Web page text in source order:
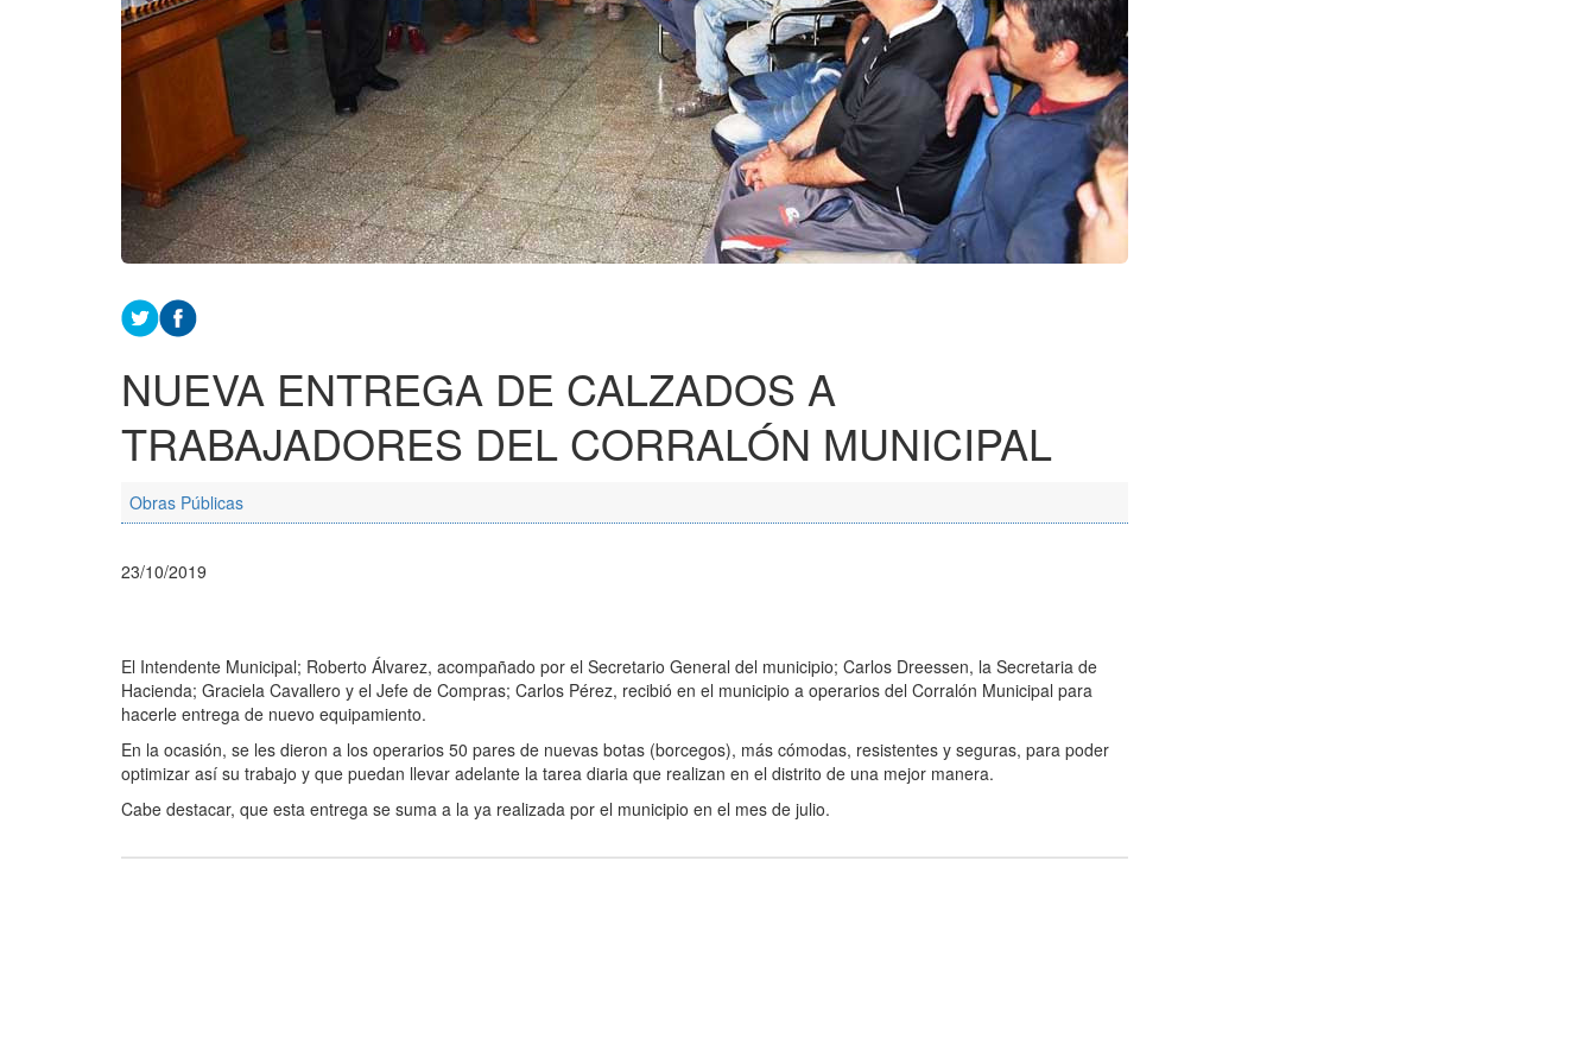
NUEVA ENTREGA DE CALZADOS A
TRABAJADORES DEL CORRALÓN MUNICIPAL
Obras Públicas
23/10/2019
El Intendente Municipal; Roberto Álvarez, acompañado por el Secretario General del municipio; Carlos Dreessen, la Secretaria de
Hacienda; Graciela Cavallero y el Jefe de Compras; Carlos Pérez, recibió en el municipio a operarios del Corralón Municipal para
hacerle entrega de nuevo equipamiento.
En la ocasión, se les dieron a los operarios 50 pares de nuevas botas (borcegos), más cómodas, resistentes y seguras, para poder
optimizar así su trabajo y que puedan llevar adelante la tarea diaria que realizan en el distrito de una mejor manera.
Cabe destacar, que esta entrega se suma a la ya realizada por el municipio en el mes de julio.